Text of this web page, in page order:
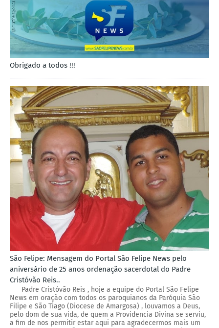
Obrigado a todos !!!
São Felipe: Mensagem do Portal São Felipe News pelo
aniversário de 25 anos ordenação sacerdotal do Padre
Cristóvão Reis..
Padre Cristóvão Reis , hoje a equipe do Portal São Felipe
News em oração com todos os paroquianos da Paróquia São
Filipe e São Tiago (Diocese de Amargosa) , louvamos a Deus,
pelo dom de sua vida, de quem a Providencia Divina se serviu,
a fim de nos permitir estar aqui para agradecermos mais um